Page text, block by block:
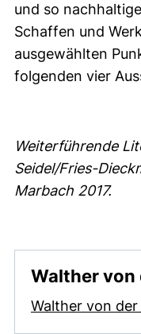
und so
Schaffen und
ausgewählten
folgenden vier
Weiterführende
Seidel/Fries-
Marbach 2017.
Walther von
Walther von